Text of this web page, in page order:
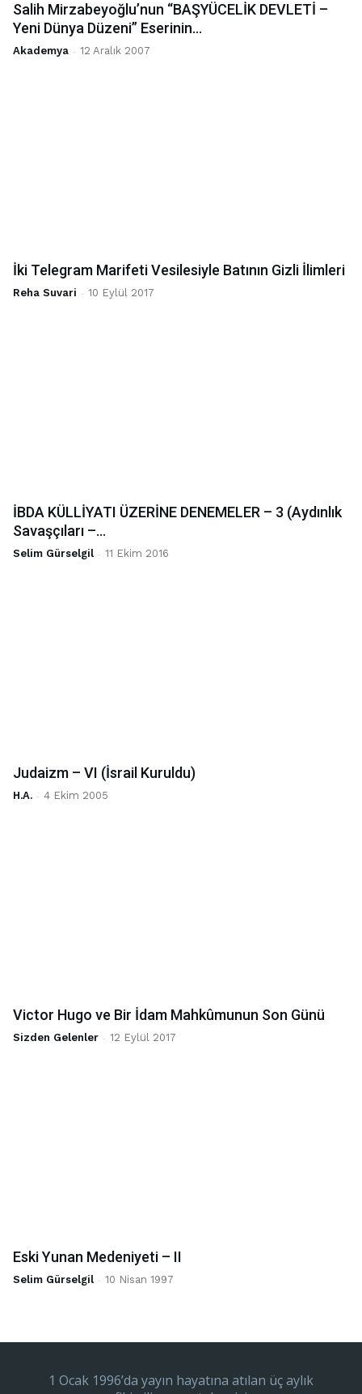
Salih Mirzabeyoğlu’nun “BAŞYÜCELİK DEVLETİ –
Yeni Dünya Düzeni” Eserinin...
Akademya - 12 Aralık 2007
İki Telegram Marifeti Vesilesiyle Batının Gizli İlimleri
Reha Suvari - 10 Eylül 2017
İBDA KÜLLİYATI ÜZERİNE DENEMELER – 3 (Aydınlık
Savaşçıları –...
Selim Gürselgil - 11 Ekim 2016
Judaizm – VI (İsrail Kuruldu)
H.A. - 4 Ekim 2005
Victor Hugo ve Bir İdam Mahkûmunun Son Günü
Sizden Gelenler - 12 Eylül 2017
Eski Yunan Medeniyeti – II
Selim Gürselgil - 10 Nisan 1997
1 Ocak 1996’da yayın hayatına atılan üç aylık